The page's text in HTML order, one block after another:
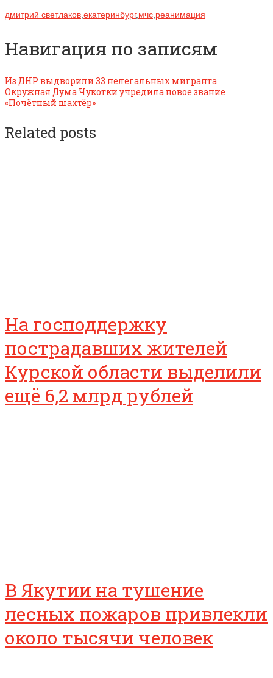
дмитрий светлаков екатеринбург,мчс реанимация
Навигация по записям
Из ДНР выдворили 33 нелегальных мигранта
Окружная Дума Чукотки учредила новое звание
«Почётный шахтёр»
Related posts
На господдержку
пострадавших жителей
Курской области выделили
ещё 6,2 млрд рублей
В Якутии на тушение
лесных пожаров привлекли
около тысячи человек